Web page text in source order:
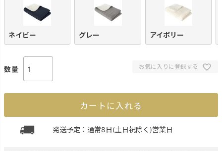
ネイビー グレー アイボリー
お気に入りに登録する
カートに入れる
発送予定：通常8日(土日祝除く)営業日